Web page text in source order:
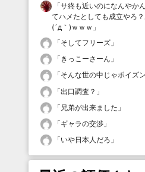
「サ終も近いのになんやか
てハメたとしても成立やろ
(´д｀)ｗｗｗ 」
「そしてフリーズ 」
「 きっこーさーん 」
「そんな世の中じゃポイズン
「出口調査？ 」
「 兄弟が出来ました 」
「ギャラの交渉 」
「いや日本人だろ 」